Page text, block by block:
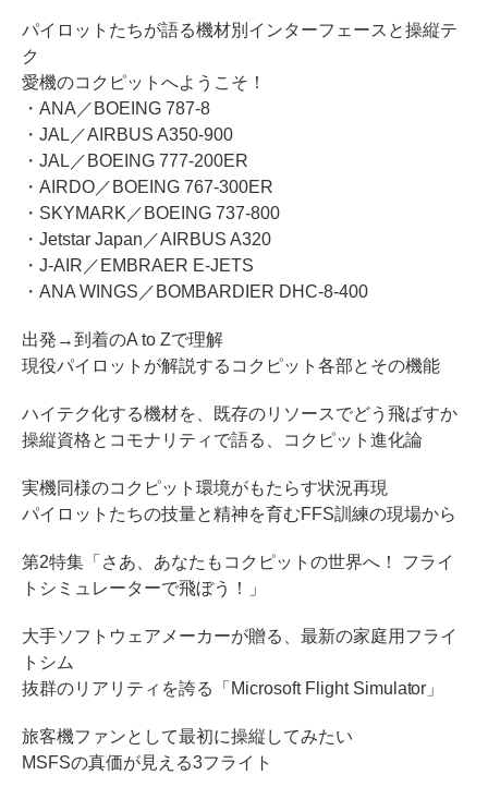
パイロットたちが語る機材別インターフェースと操縦テ
ク
愛機のコクピットへようこそ！
・ANA／BOEING 787-8
・JAL／AIRBUS A350-900
・JAL／BOEING 777-200ER
・AIRDO／BOEING 767-300ER
・SKYMARK／BOEING 737-800
・Jetstar Japan／AIRBUS A320
・J-AIR／EMBRAER E-JETS
・ANA WINGS／BOMBARDIER DHC-8-400
出発→到着のA to Zで理解
現役パイロットが解説するコクピット各部とその機能
ハイテク化する機材を、既存のリソースでどう飛ばすか
操縦資格とコモナリティで語る、コクピット進化論
実機同様のコクピット環境がもたらす状況再現
パイロットたちの技量と精神を育むFFS訓練の現場から
第2特集「さあ、あなたもコクピットの世界へ！ フライ
トシミュレーターで飛ぼう！」
大手ソフトウェアメーカーが贈る、最新の家庭用フライ
トシム
抜群のリアリティを誇る「Microsoft Flight Simulator」
旅客機ファンとして最初に操縦してみたい
MSFSの真価が見える3フライト